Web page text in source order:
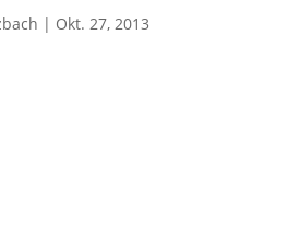
| Okt. 27, 2013